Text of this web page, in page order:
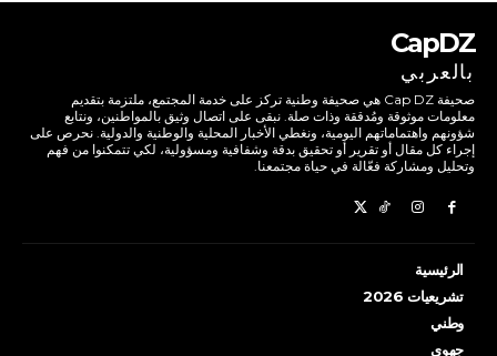
CapDZ
بالعربي
صحيفة Cap DZ هي صحيفة وطنية تركز على خدمة المجتمع، ملتزمة بتقديم
معلومات موثوقة ومُدققة وذات صلة. نبقى على اتصال وثيق بالمواطنين، ونتابع
شؤونهم واهتماماتهم اليومية، ونغطي الأخبار المحلية والوطنية والدولية. نحرص على
إجراء كل مقال أو تقرير أو تحقيق بدقة وشفافية ومسؤولية، لكي تتمكنوا من فهم
وتحليل ومشاركة فعّالة في حياة مجتمعنا.
الرئيسية
تشريعيات 2026
وطني
جهوي